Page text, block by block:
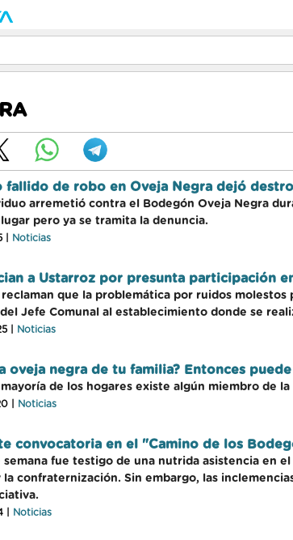
fallido de robo en Oveja Negra dejó
arremetió contra el Bodegón Oveja Negra
pero ya se tramita la denuncia.
| Noticias
a Ustarroz por presunta participación
reclaman que la problemática por ruidos
Jefe Comunal al establecimiento donde se
| Noticias
oveja negra de tu familia? Entonces
mayoría de los hogares existe algún miembro de
| Noticias
convocatoria en el "Camino de los
semana fue testigo de una nutrida asistencia en
la confraternización. Sin embargo, las
| Noticias